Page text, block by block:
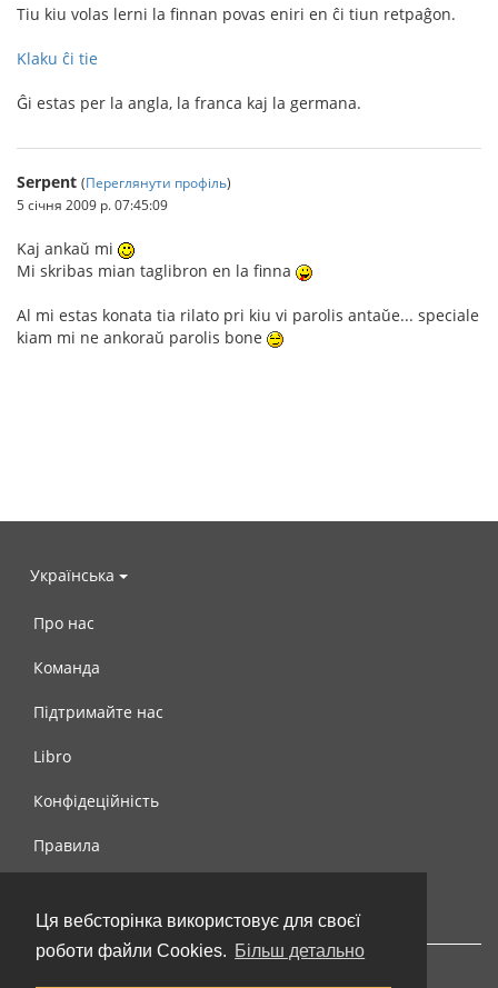
Ця вебсторінка використовує для своєї
роботи файли Cookies. Більш детально
Tiu kiu volas lerni la finnan povas eniri en ĉi tiun retpaĝon.
Klaku ĉi tie
Ĝi estas per la angla, la franca kaj la germana.
Serpent (Переглянути профіль)
5 січня 2009 р. 07:45:09
Kaj ankaŭ mi
Mi skribas mian taglibron en la finna
Al mi estas konata tia rilato pri kiu vi parolis antaŭe... speciale
kiam mi ne ankoraŭ parolis bone
Українська
Про нас
Команда
Підтримайте нас
Libro
Конфідеційність
Правила